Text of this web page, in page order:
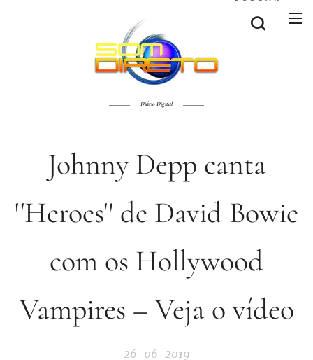
Diário Digital
Johnny Depp canta
''Heroes'' de David Bowie
com os Hollywood
Vampires – Veja o vídeo
26-06-2019